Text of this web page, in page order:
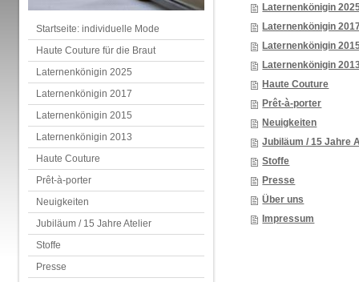
Startseite: individuelle Mode
Haute Couture für die Braut
Laternenkönigin 2025
Laternenkönigin 2017
Laternenkönigin 2015
Laternenkönigin 2013
Haute Couture
Prêt-à-porter
Neuigkeiten
Jubiläum / 15 Jahre Atelier
Stoffe
Presse
Laternenkönigin
Laternenkönigin
Laternenkönigin
Laternenkönigin
Haute Couture
Prêt-à-porter
Neuigkeiten
Jubiläum / 15 Jahre
Stoffe
Presse
Über uns
Impressum